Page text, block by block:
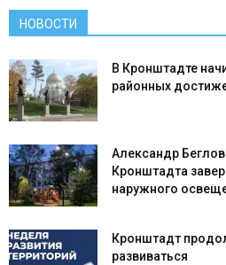
НОВОСТИ
В Кронштадте
районных
Александр
Кронштадта
наружного
Кронштадт
развиваться